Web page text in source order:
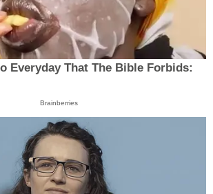
Everyday That The Bible Forbids:
Brainberries